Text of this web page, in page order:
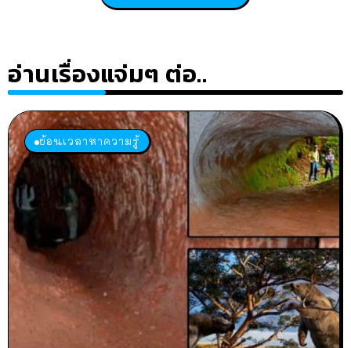
อ่านเรื่องแจ่มๆ ต่อ..
ย้อนเวลาหาความรู้